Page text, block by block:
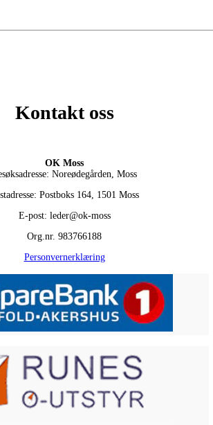
Kontakt oss
OK Moss
Noreødegården, Moss
Postboks 164, 1501 Moss
E-post: leder@ok-moss
Org.nr. 983766188
Personvernerklæring